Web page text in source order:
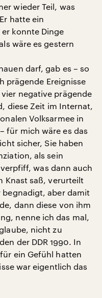
wieder Teil, was
hatte ein
konnte Dinge
wäre es gestern
darf, gab es – so
prägende Ereignisse
negative prägende
diese Zeit im Internat,
Volksarmee in
für mich wäre es das
sicher, Sie haben
als sein
was dann auch
Knast saß, verurteilt
begnadigt, aber damit
dann diese von ihm
nenne ich das mal,
nicht zu
der DDR 1990. In
ein Gefühl hatten
war eigentlich das